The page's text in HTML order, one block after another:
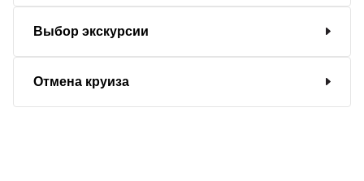
Выбор экскурсии
Отмена круиза